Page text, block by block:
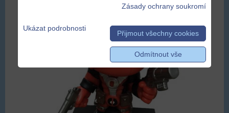
Zásady ochrany soukromí
Ukázat podrobnosti
Přijmout všechny cookies
Odmítnout vše